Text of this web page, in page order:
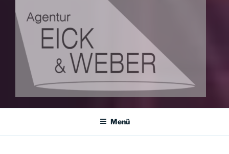
AGENTUR EICK & WEBER
Menü